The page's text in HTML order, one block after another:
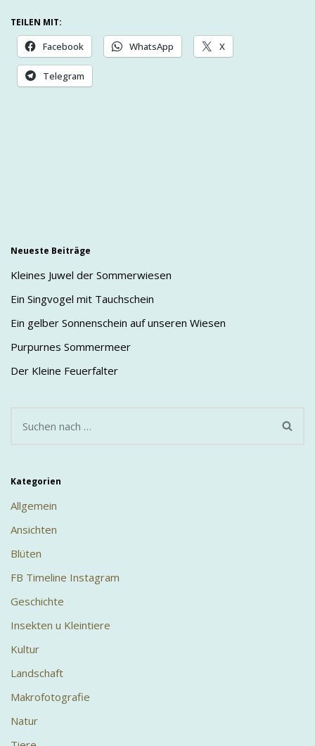
TEILEN MIT:
Facebook WhatsApp X
Telegram
Neueste Beiträge
Kleines Juwel der Sommerwiesen
Ein Singvogel mit Tauchschein
Ein gelber Sonnenschein auf unseren Wiesen
Purpurnes Sommermeer
Der Kleine Feuerfalter
Kategorien
Allgemein
Ansichten
Blüten
FB Timeline Instagram
Geschichte
Insekten u Kleintiere
Kultur
Landschaft
Makrofotografie
Natur